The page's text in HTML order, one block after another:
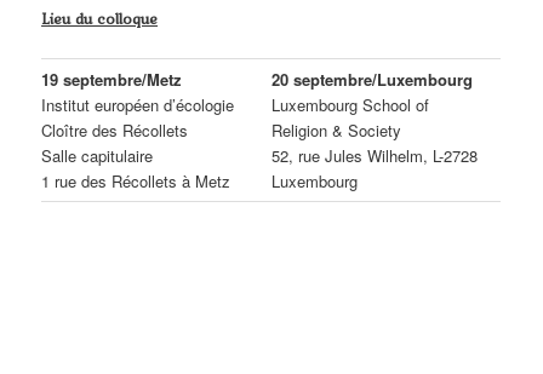
Lieu du colloque
19 septembre/Metz
Institut européen d’écologie
Cloître des Récollets
Salle capitulaire
1 rue des Récollets à Metz
20 septembre/Luxembourg
Luxembourg School of
Religion & Society
52, rue Jules Wilhelm, L-2728
Luxembourg